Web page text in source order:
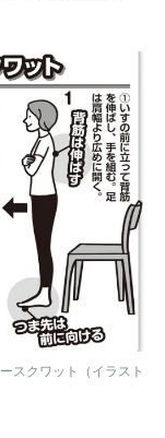
スクワット（イラスト